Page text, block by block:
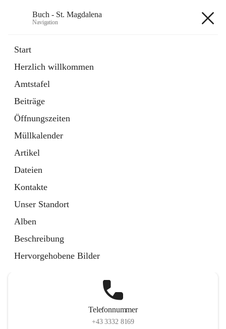
Buch - St. Magdalena
Navigation
Start
Herzlich willkommen
Amtstafel
Beiträge
Öffnungszeiten
Müllkalender
Artikel
Dateien
Kontakte
Unser Standort
Alben
Beschreibung
Hervorgehobene Bilder
11 Schnellzugriffe
Bürgerservice
10 Schnellzugriffe
Telefonnummer
+43 3332 8169